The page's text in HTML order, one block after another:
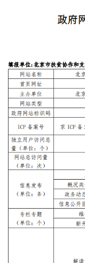
決策公開
政務服務
個人服務
便民服務
仲介服務
12345網上接訴即辦